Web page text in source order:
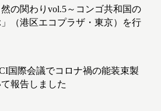
の関わりvol.5～コンゴ共和国の
（港区エコプラザ・東京）を行
国際会議でコロナ禍の能装束製
報告しました